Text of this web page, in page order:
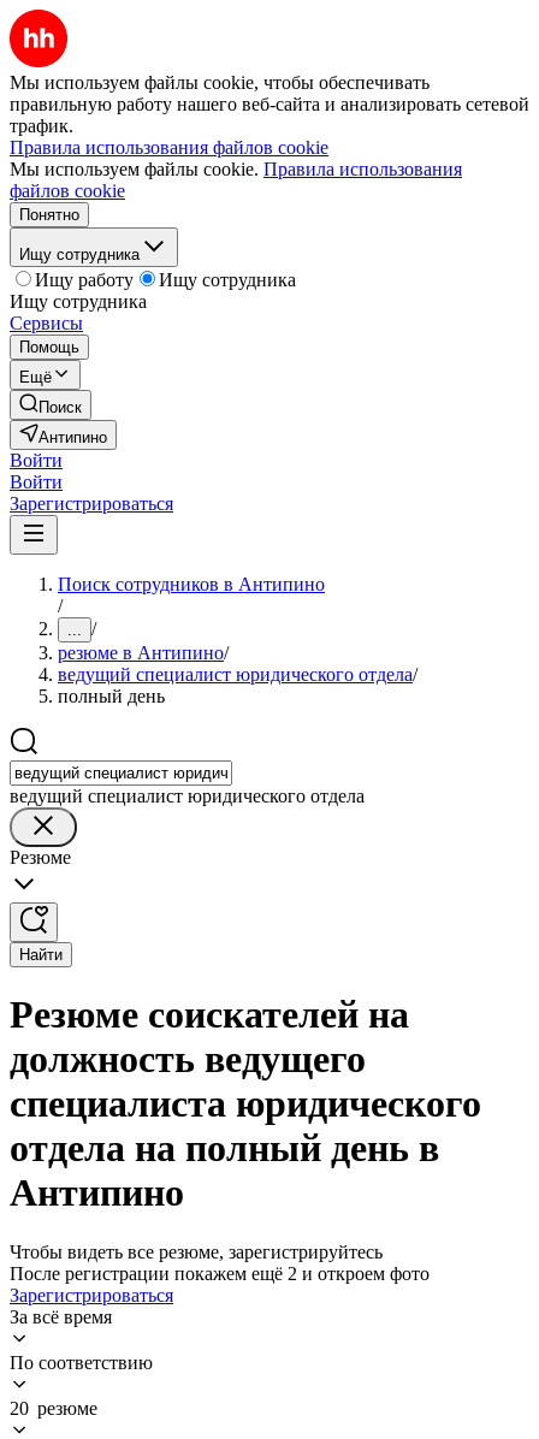
Мы используем файлы cookie, чтобы обеспечивать
правильную работу нашего веб-сайта и анализировать сетевой
трафик.
Правила использования файлов cookie
Мы используем файлы cookie. Правила использования
файлов cookie
Понятно
Ищу сотрудника
Ищу работу
Ищу сотрудника
Ищу сотрудника
Сервисы
Помощь
Ещё
Поиск
Антипино
Войти
Войти
Зарегистрироваться
Поиск сотрудников в Антипино
/
... /
резюме в Антипино/
ведущий специалист юридического отдела/
полный день
ведущий специалист юридического отдела
Резюме
Найти
Резюме соискателей на
должность ведущего
специалиста юридического
отдела на полный день в
Антипино
Чтобы видеть все резюме, зарегистрируйтесь
После регистрации покажем ещё 2 и откроем фото
Зарегистрироваться
За всё время
По соответствию
20 резюме